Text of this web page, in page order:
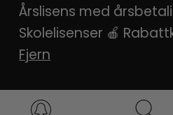
SnapChat
Årslisens med
Skolelisenser 🍎
Fjern